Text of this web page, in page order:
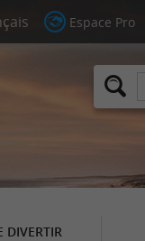
Espace Pro
DIVERTIR